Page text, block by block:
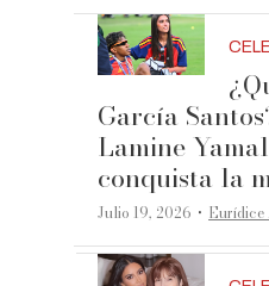
García
Lamine
conquista la
Julio 19, 2026 ·Eurídice